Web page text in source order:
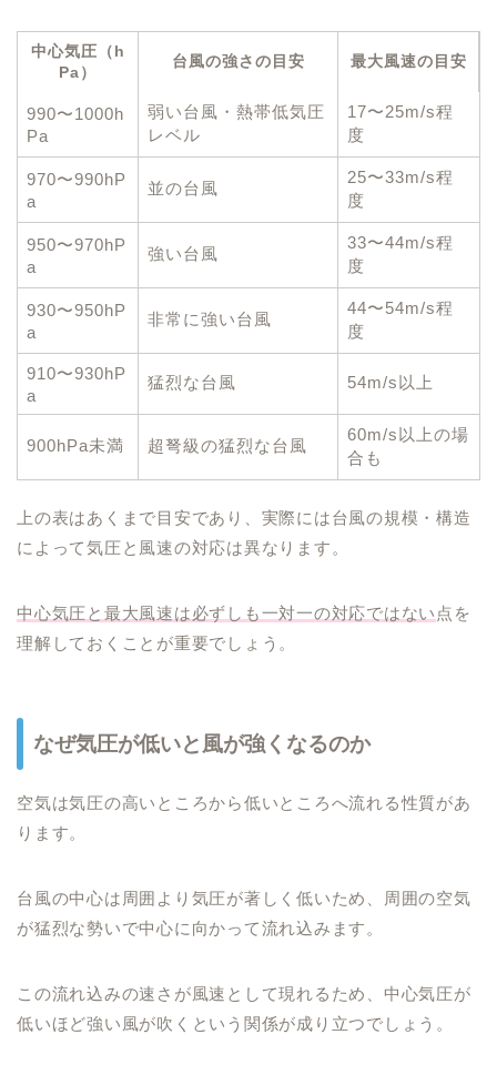
中心気圧（h
Pa）
台風の強さの目安 最大風速の目安
990〜1000h
Pa
弱い台風・熱帯低気圧
レベル
17〜25m/s程
度
970〜990hP
a
並の台風
25〜33m/s程
度
950〜970hP
a
強い台風
33〜44m/s程
度
930〜950hP
a
非常に強い台風
44〜54m/s程
度
910〜930hP
a
猛烈な台風 54m/s以上
900hPa未満 超弩級の猛烈な台風
60m/s以上の場
合も
上の表はあくまで目安であり、実際には台風の規模・構造
によって気圧と風速の対応は異なります。
中心気圧と最大風速は必ずしも一対一の対応ではない 点を
理解しておくことが重要でしょう。
なぜ気圧が低いと風が強くなるのか
空気は気圧の高いところから低いところへ流れる性質があ
ります。
台風の中心は周囲より気圧が著しく低いため、周囲の空気
が猛烈な勢いで中心に向かって流れ込みます。
この流れ込みの速さが風速として現れるため、中心気圧が
低いほど強い風が吹くという関係が成り立つでしょう。